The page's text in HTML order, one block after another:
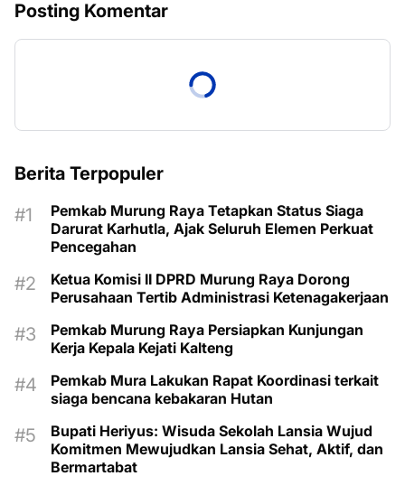
Posting Komentar
Berita Terpopuler
Pemkab Murung Raya Tetapkan Status Siaga
Darurat Karhutla, Ajak Seluruh Elemen Perkuat
Pencegahan
Ketua Komisi II DPRD Murung Raya Dorong
Perusahaan Tertib Administrasi Ketenagakerjaan
Pemkab Murung Raya Persiapkan Kunjungan
Kerja Kepala Kejati Kalteng
Pemkab Mura Lakukan Rapat Koordinasi terkait
siaga bencana kebakaran Hutan
Bupati Heriyus: Wisuda Sekolah Lansia Wujud
Komitmen Mewujudkan Lansia Sehat, Aktif, dan
Bermartabat